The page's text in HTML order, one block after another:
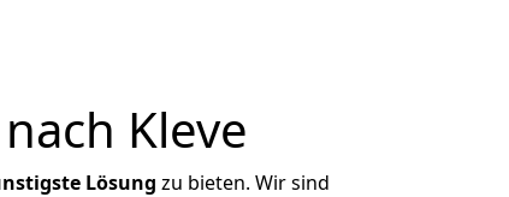
Kleve
Lösung zu bieten. Wir sind